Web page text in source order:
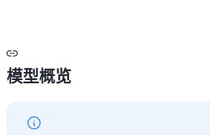
模型概览